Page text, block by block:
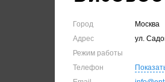
Город
Москва
Адрес
ул.
Режим работы
Телефон